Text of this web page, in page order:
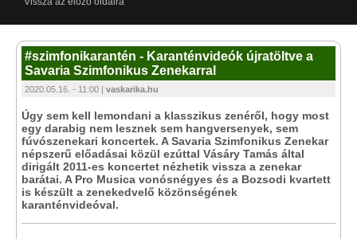
#szimfonikarantén - Karanténvideók újratöltve a
Savaria Szimfonikus Zenekarral
2020.05.16. - 11:00 | vaskarika.hu
Úgy sem kell lemondani a klasszikus zenéről, hogy most
egy darabig nem lesznek sem hangversenyek, sem
fúvószenekari koncertek. A Savaria Szimfonikus Zenekar
népszerű előadásai közül ezúttal Vásáry Tamás által
dirigált 2011-es koncertet nézhetik vissza a zenekar
barátai. A Pro Musica vonósnégyes és a Bozsodi kvartett
is készült a zenekedvelő közönségének
karanténvideóval.